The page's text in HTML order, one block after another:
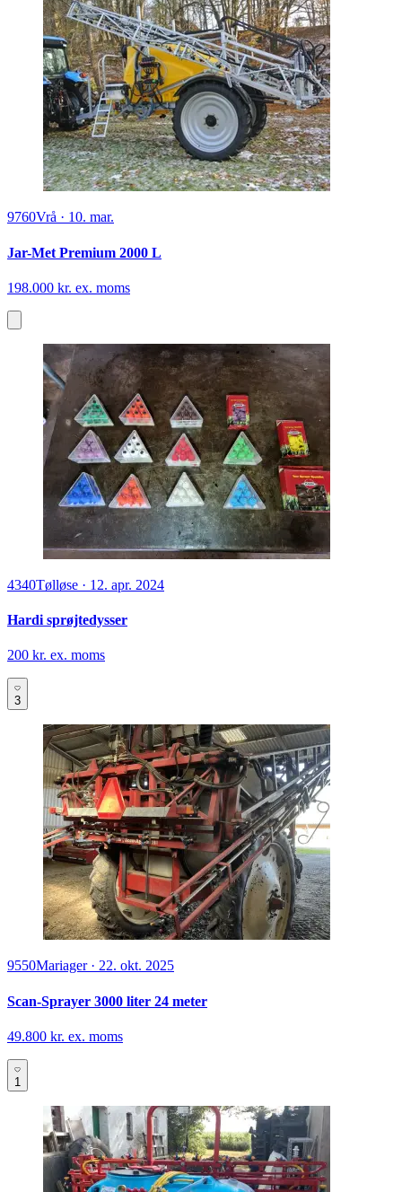
Årslev·tor.
6.000 kr.
·10. mar.
Jar-Met Premium 2000 L
198.000 kr. ex. moms
Tølløse·12. apr. 2024
Hardi sprøjtedysser
200 kr. ex. moms
3